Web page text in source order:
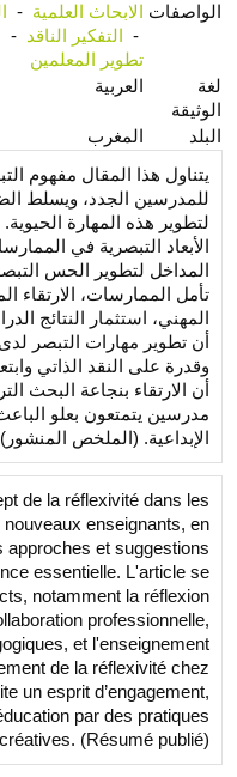
الواصفات الابحاث العلمية -
- التفكير الناقد -
تطوير المعلمين
لغة
الوثيقة
العربية
البلد
المغرب
يتناول هذا المقال مفهوم
للمدرسين الجدد، ويسلط
لتطوير هذه المهارة
الأبعاد التبصرية في
المداخل لتطوير الحس
تأمل الممارسات، الارتقاء
المهني، استثمار النتائج
أن تطوير مهارات التبصر
وقدرة على النقد الذاتي
أن الارتقاء بنجاعة البحث
مدرسين يتمتعون بعلو
الإبداعية. (الملخص المنشور)
de la réflexivité dans les
enseignants, en
approches et suggestions
essentielle. L'article se
notamment la réflexion
professionnelle,
et l'enseignement
de la réflexivité chez
un esprit d’engagement,
par des pratiques
(Résumé publié)